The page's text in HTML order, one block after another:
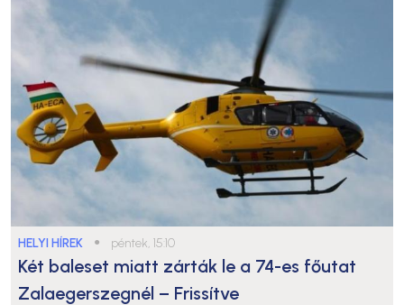
HELYI HÍREK ● péntek, 15:10
Két baleset miatt zárták le a 74-es főutat
Zalaegerszegnél – Frissítve